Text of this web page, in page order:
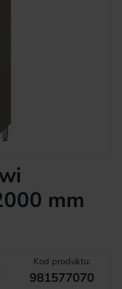
mm
Kod produktu:
981577070